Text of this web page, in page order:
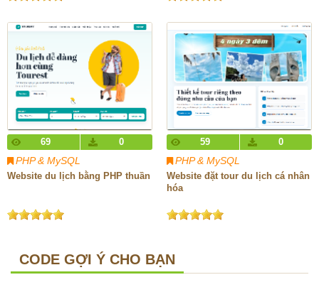
69 0
PHP & MySQL
Website du lịch bằng PHP thuần
59 0
PHP & MySQL
Website đặt tour du lịch cá nhân
hóa
CODE GỢI Ý CHO BẠN